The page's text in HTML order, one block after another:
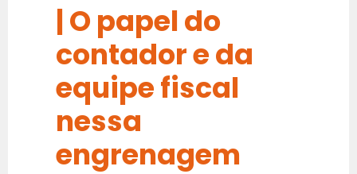
| O papel do
contador e da
equipe fiscal
nessa
engrenagem